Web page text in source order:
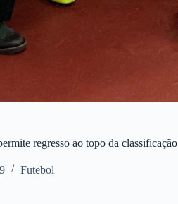
regresso ao topo da classificação
Futebol